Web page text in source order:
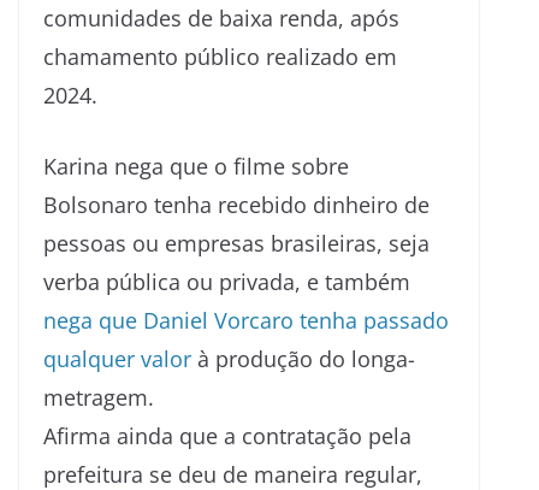
comunidades de baixa renda, após
chamamento público realizado em
2024.
Karina nega que o filme sobre
Bolsonaro tenha recebido dinheiro de
pessoas ou empresas brasileiras, seja
verba pública ou privada, e também
nega que Daniel Vorcaro tenha passado
qualquer valor à produção do longa-
metragem.
Afirma ainda que a contratação pela
prefeitura se deu de maneira regular,